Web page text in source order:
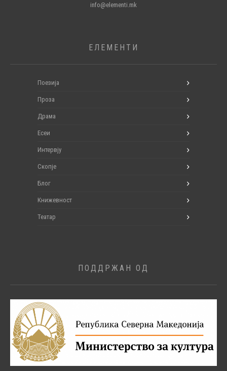
info@elementi.mk
ЕЛЕМЕНТИ
Поезија
Проза
Драма
Есеи
Интервју
Скопје
Блог
Книжевност
Театар
ПОДДРЖАН ОД